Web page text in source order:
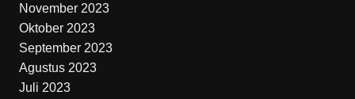
November 2023
Oktober 2023
September 2023
Agustus 2023
Juli 2023